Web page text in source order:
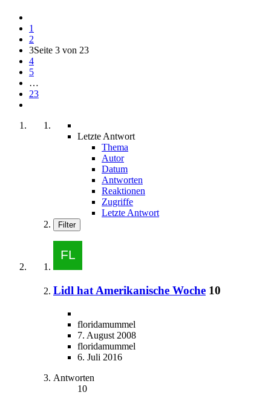
1
2
3Seite 3 von 23
4
5
…
23
Letzte Antwort
Thema
Autor
Datum
Antworten
Reaktionen
Zugriffe
Letzte Antwort
Filter
Lidl hat Amerikanische Woche 10
floridamummel
7. August 2008
floridamummel
6. Juli 2016
Antworten
10